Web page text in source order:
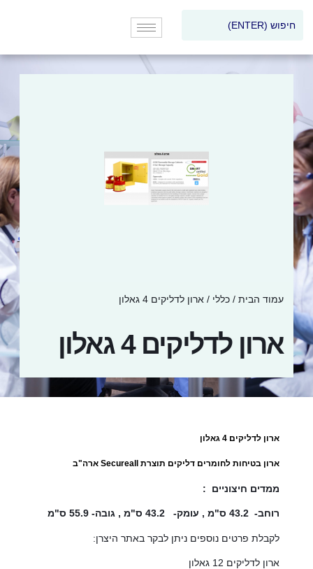
עמוד הבית / כללי / ארון לדליקים 4 גאלון
ארון לדליקים 4 גאלון
ארון לדליקים 4 גאלון
ארון בטיחות לחומרים דליקים תוצרת Secureall ארה"ב
ממדים חיצוניים :
רוחב- 43.2 ס"מ , עומק- 43.2 ס"מ , גובה- 55.9 ס"מ
לקבלת פרטים נוספים ניתן לבקר באתר היצרן:
ארון לדליקים 12 גאלון